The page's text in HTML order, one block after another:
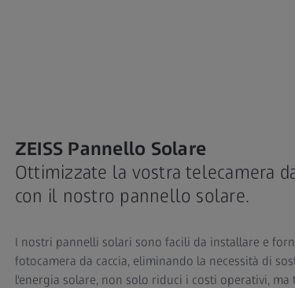
ZEISS Pannello Solare
Ottimizzate la vostra telecamera
con il nostro pannello solare.
I nostri pannelli solari sono facili da installare e
fotocamera da caccia, eliminando la necessità di
l'energia solare, non solo riduci i costi operativi,